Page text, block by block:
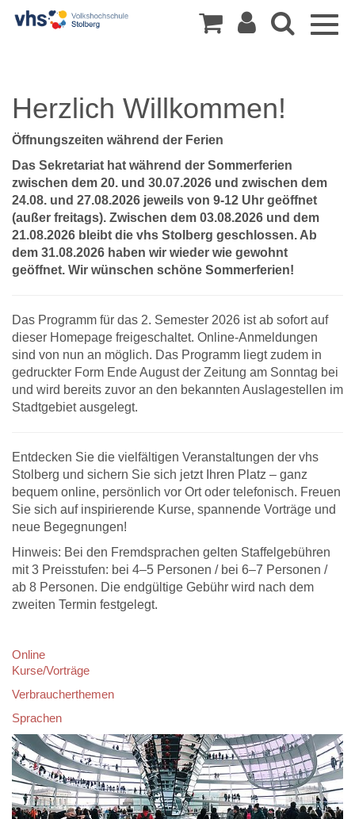
Herzlich Willkommen!
Öffnungszeiten während der Ferien
Das Sekretariat hat während der Sommerferien
zwischen dem 20. und 30.07.2026 und zwischen dem
24.08. und 27.08.2026 jeweils von 9-12 Uhr geöffnet
(außer freitags). Zwischen dem 03.08.2026 und dem
21.08.2026 bleibt die vhs Stolberg geschlossen. Ab
dem 31.08.2026 haben wir wieder wie gewohnt
geöffnet. Wir wünschen schöne Sommerferien!
Das Programm für das 2. Semester 2026 ist ab sofort auf
dieser Homepage freigeschaltet. Online-Anmeldungen
sind von nun an möglich. Das Programm liegt zudem in
gedruckter Form Ende August der Zeitung am Sonntag bei
und wird bereits zuvor an den bekannten Auslagestellen im
Stadtgebiet ausgelegt.
Entdecken Sie die vielfältigen Veranstaltungen der vhs
Stolberg und sichern Sie sich jetzt Ihren Platz – ganz
bequem online, persönlich vor Ort oder telefonisch. Freuen
Sie sich auf inspirierende Kurse, spannende Vorträge und
neue Begegnungen!
Hinweis: Bei den Fremdsprachen gelten Staffelgebühren
mit 3 Preisstufen: bei 4–5 Personen / bei 6–7 Personen /
ab 8 Personen. Die endgültige Gebühr wird nach dem
zweiten Termin festgelegt.
Online
Kurse/Vorträge
Verbraucherthemen
Sprachen